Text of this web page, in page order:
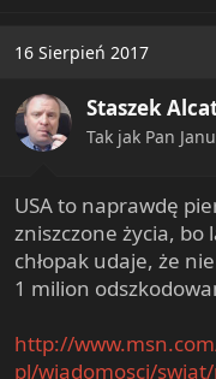
t
o
n
s
16 Sierpień 2017
Staszek
Tak jak Pan
USA to naprawdę
zniszczone życia, bo
chłopak udaje, że
1 milion
http://
pl/wiadomosci/